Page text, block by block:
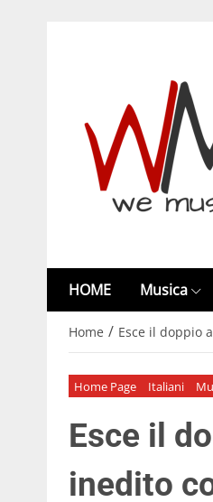
HOME Musica
Home / Esce il doppio
Home Page Italiani
Esce il
inedito